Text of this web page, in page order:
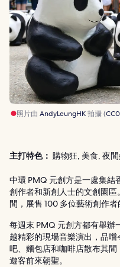
照片由 AndyLeungHK拍攝 (CC0
主打特色： 購物狂, 美食, 夜
中環 PMQ 元創方是一處集結
創作者和新創人士的文創園
間，展售 100 多位藝術創作
每週末 PMQ 元創方都有舉辦
越精彩的現場音樂演出，品
吧、麵包店和咖啡店散布其
遊客前來朝聖。